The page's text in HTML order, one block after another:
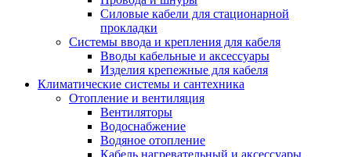
Силовые кабели для стационарной
прокладки
Системы ввода и крепления для кабеля
Вводы кабельные и аксессуары
Изделия крепежные для кабеля
Климатические системы и сантехника
Отопление и вентиляция
Вентиляторы
Водоснабжение
Водяное отопление
Кабель нагревательный и аксессуары